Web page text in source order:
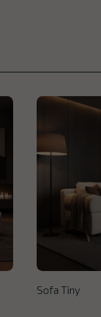
Sofa Tiny